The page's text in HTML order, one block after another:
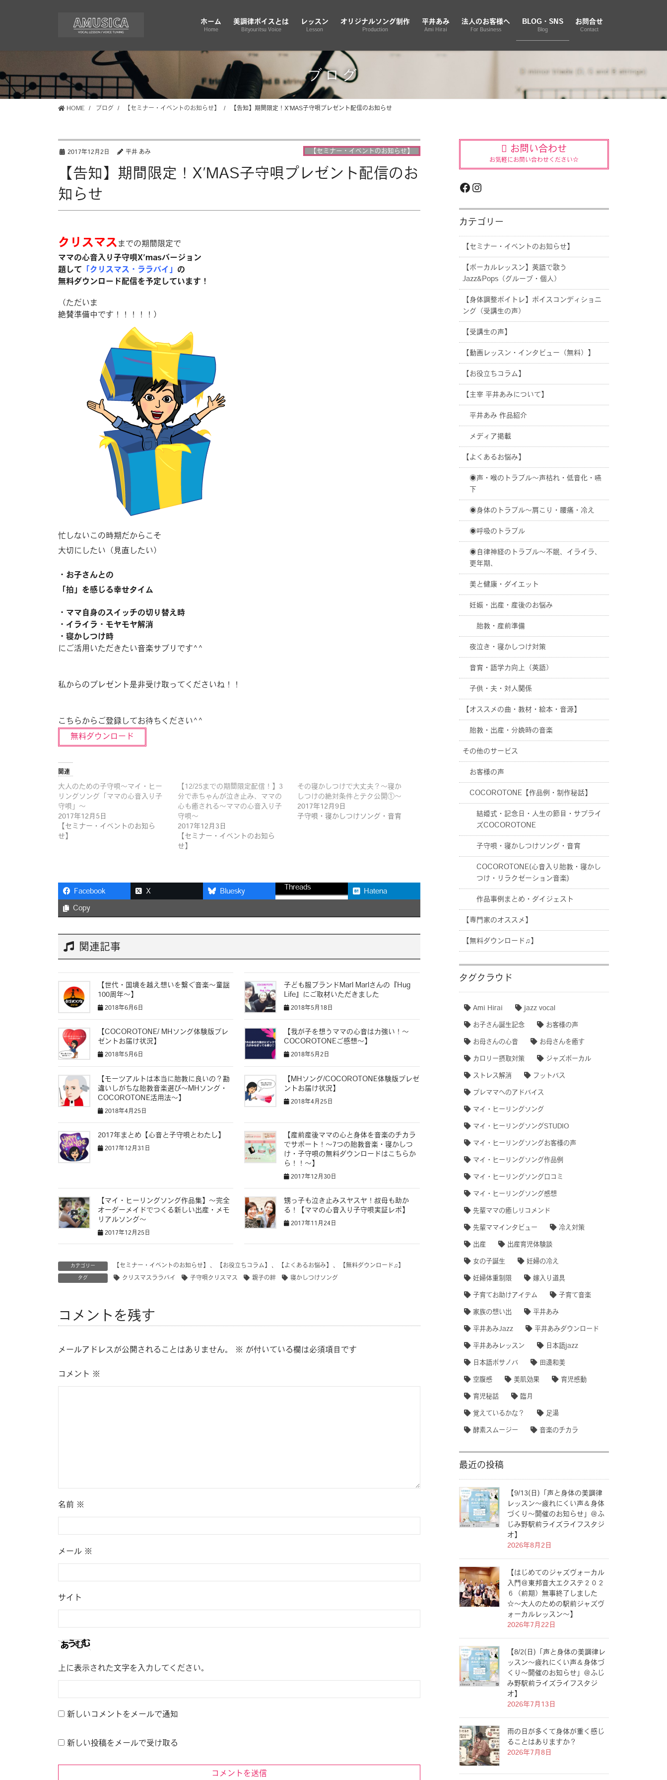
移
動
ン
に
移
ホーム
Home
美調律ボイスとは
Bityouritsu Voice
レッスン
Lesson
オリジナルソング制作
Production
平井あみ
Ami Hirai
法人のお客様へ
For Business
BLOG・SNS
Blog
お問合せ
Contact
ブログ
HOME ブログ 【セミナー・イベントのお知らせ】 【告知】期間限定！X’MAS子守唄プレゼント配信のお知らせ
2017年12月2日 平井 あみ 【セミナー・イベントのお知らせ】
【告知】期間限定！X’MAS子守唄プレゼント配信のお
知らせ
クリスマス までの期間限定で
ママの心音入り子守唄X’masバージョン
題して
「クリスマス・ララバイ」 の
無料ダウンロード配信を予定しています！
（ただいま
絶賛準備中です！！！！！）
忙しないこの時期だからこそ
大切にしたい（見直したい）
・お子さんとの
「拍」を感じる幸せタイム
・ママ自身のスイッチの切り替え時
・イライラ・モヤモヤ解消
・寝かしつけ時
にご活用いただきたい音楽サプリです^^
私からのプレゼント是非受け取ってくださいね！！
こちらからご登録してお待ちください^^
無料ダウンロード
関連
大人のための子守唄〜マイ・ヒー
リングソング「ママの心音入り子
守唄」〜
2017年12月5日
【セミナー・イベントのお知ら
せ】
【12/25までの期間限定配信！】3
分で赤ちゃんが泣き止み、ママの
心も癒される〜ママの心音入り子
守唄〜
2017年12月3日
【セミナー・イベントのお知ら
せ】
その寝かしつけで大丈夫？〜寝か
しつけの絶対条件とテク公開①〜
2017年12月9日
子守唄・寝かしつけソング・音育
Facebook X Bluesky
Threads
Hatena
Copy
関連記事
【世代・国境を越え想いを繋ぐ音楽〜童謡
100周年〜】
2018年6月6日
子ども服ブランドMarl Marlさんの『Hug
Life』にご取材いただきました
2018年5月18日
【COCOROTONE/ MHソング体験版プレ
ゼントお届け状況】
2018年5月6日
【我が子を想うママの心音は力強い！〜
COCOROTONEご感想〜】
2018年5月2日
【モーツアルトは本当に胎教に良いの？勘
違いしがちな胎教音楽選び〜MHソング・
COCOROTONE活用法〜】
2018年4月25日
【MHソング/COCOROTONE体験版プレゼ
ントお届け状況】
2018年4月25日
2017年まとめ【心音と子守唄とわたし】
2017年12月31日
【産前産後ママの心と身体を音楽のチカラ
でサポート！〜7つの胎教音楽・寝かしつ
け・子守唄の無料ダウンロードはこちらか
ら！！〜】
2017年12月30日
【マイ・ヒーリングソング作品集】〜完全
オーダーメイドでつくる新しい出産・メモ
リアルソング〜
2017年12月25日
甥っ子も泣き止みスヤスヤ！叔母も助か
る！【ママの心音入り子守唄実証レポ】
2017年11月24日
カテゴリー 【セミナー・イベントのお知らせ】 、 【お役立ちコラム】 、 【よくあるお悩み】 、 【無料ダウンロード♫】
タグ クリスマスララバイ 子守唄クリスマス 親子の絆 寝かしつけソング
コメントを残す
メールアドレスが公開されることはありません。 ※ が付いている欄は必須項目です
コメント ※
名前 ※
メール ※
サイト
上に表示された文字を入力してください。
新しいコメントをメールで通知
新しい投稿をメールで受け取る
お問い合わせ
お気軽にお問い合わせください☆
Facebook
Instagram
カテゴリー
【セミナー・イベントのお知らせ】
【ボーカルレッスン】英語で歌う
Jazz&Pops（グループ・個人）
【身体調整ボイトレ】ボイスコンディショニ
ング（受講生の声）
【受講生の声】
【動画レッスン・インタビュー（無料）】
【お役立ちコラム】
【主宰 平井あみについて】
平井あみ 作品紹介
メディア掲載
【よくあるお悩み】
◉声・喉のトラブル〜声枯れ・低音化・嚥
下
◉身体のトラブル〜肩こり・腰痛・冷え
◉呼吸のトラブル
◉自律神経のトラブル〜不眠、イライラ、
更年期、
美と健康・ダイエット
妊娠・出産・産後のお悩み
胎教・産前準備
夜泣き・寝かしつけ対策
音育・語学力向上（英語）
子供・夫・対人関係
【オススメの曲・教材・絵本・音源】
胎教・出産・分娩時の音楽
その他のサービス
お客様の声
COCOROTONE【作品例・制作秘話】
結婚式・記念日・人生の節目・サプライ
ズCOCOROTONE
子守唄・寝かしつけソング・音育
COCOROTONE(心音入り胎教・寝かし
つけ・リラクゼーション音楽)
作品事例まとめ・ダイジェスト
【専門家のオススメ】
【無料ダウンロード♫】
タグクラウド
Ami Hirai jazz vocal
お子さん誕生記念 お客様の声
お母さんの心音 お母さんを癒す
カロリー摂取対策 ジャズボーカル
ストレス解消 フットバス
プレママへのアドバイス
マイ・ヒーリングソング
マイ・ヒーリングソングSTUDIO
マイ・ヒーリングソングお客様の声
マイ・ヒーリングソング作品例
マイ・ヒーリングソング口コミ
マイ・ヒーリングソング感想
先輩ママの癒しリコメンド
先輩ママインタビュー 冷え対策
出産 出産育児体験談
女の子誕生 妊婦の冷え
妊婦体重制限 嫁入り道具
子育てお助けアイテム 子育て音楽
家族の想い出 平井あみ
平井あみJazz 平井あみダウンロード
平井あみレッスン 日本語jazz
日本語ボサノバ 田邊和美
空腹感 美肌効果 育児感動
育児秘話 臨月
覚えているかな？ 足湯
酵素スムージー 音楽のチカラ
最近の投稿
【9/13(日)「声と身体の美調律
レッスン〜疲れにくい声＆身体
づくり〜開催のお知らせ」＠ふ
じみ野駅前ライズライフスタジ
オ】
2026年8月2日
【はじめてのジャズヴォーカル
入門＠東邦音大エクステ２０２
６（前期）無事終了しました
☆〜大人のための駅前ジャズヴ
ォーカルレッスン〜】
2026年7月22日
【8/2(日)「声と身体の美調律レ
ッスン〜疲れにくい声＆身体づ
くり〜開催のお知らせ」＠ふじ
み野駅前ライズライフスタジ
オ】
2026年7月13日
雨の日が多くて身体が重く感じ
ることはありますか？
2026年7月8日